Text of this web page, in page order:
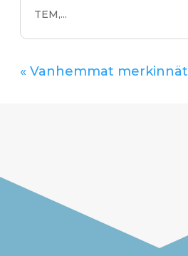
TEM,...
« Vanhemmat merkinnät